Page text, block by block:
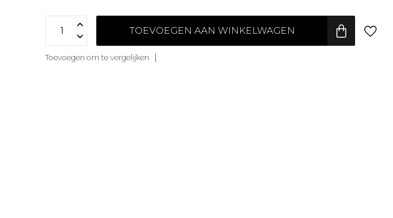
TOEVOEGEN AAN WINKELWAGEN
Toevoegen om te vergelijken